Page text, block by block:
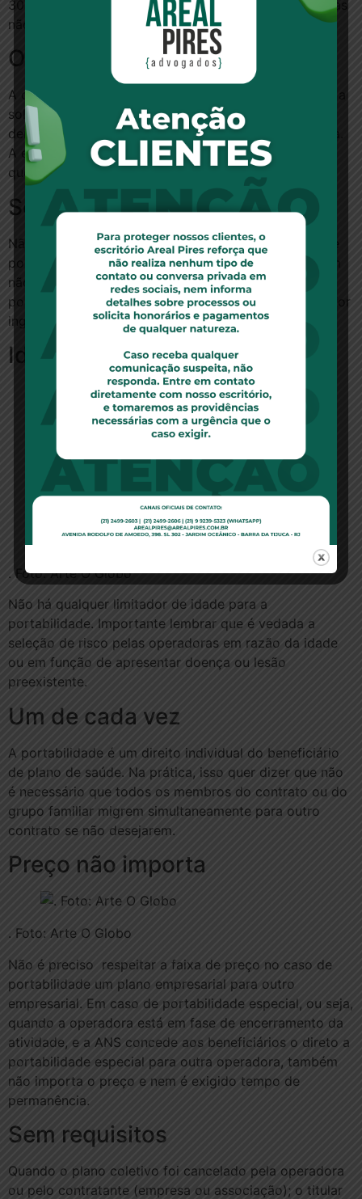
300 dias para parto e a 180 para as demais coberturas
não previstas (como internação ou exame).
Operadora
A operadora de destino tem dez dias para responder a
solicitação de portabilidade. Se não se manifestar
dentro desse prazo, considera-se que a troca foi feita.
A empresa não pode negar a portabilidade, a não ser
que os requisitos não sejam cumpridos.
Sem cobranças extras
Não pode haver cobrança de taxa para solicitação de
portabilidade de carências. O preço do plano também
não pode ser diferente para quem quer ingressar via
portabilidade. Nem nos casos em que o consumidor for
ingressar em contratos coletivos já firmados.
Idade não limita
. Foto: Arte O Globo
Não há qualquer limitador de idade para a
portabilidade. Importante lembrar que é vedada a
seleção de risco pelas operadoras em razão da idade
ou em função de apresentar doença ou lesão
preexistente.
Um de cada vez
A portabilidade é um direito individual do beneficiário
de plano de saúde. Na prática, isso quer dizer que não
é necessário que todos os membros do contrato ou do
grupo familiar migrem simultaneamente para outro
contrato se não desejarem.
Preço não importa
. Foto: Arte O Globo
Não é preciso respeitar a faixa de preço no caso de
portabilidade um plano empresarial para outro
empresarial. Em caso de portabilidade especial, ou seja,
quando a operadora está em fase de encerramento da
atividade, e a ANS concede aos beneficiários o direto a
portabilidade especial para outra operadora, também
não importa o preço e nem é exigido tempo de
permanência.
Sem requisitos
Quando o plano coletivo foi cancelado pela operadora
ou pelo contratante (empresa ou associação); o titular